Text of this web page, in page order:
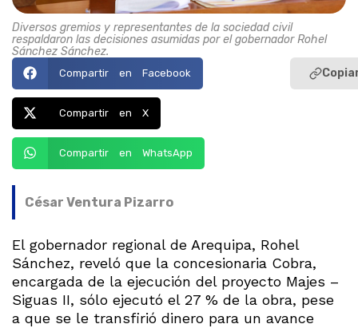
Diversos gremios y representantes de la sociedad civil
respaldaron las decisiones asumidas por el gobernador Rohel
Sánchez Sánchez.
Compartir en Facebook
Compartir en X
Compartir en WhatsApp
César Ventura Pizarro
El gobernador regional de Arequipa, Rohel
Sánchez, reveló que la concesionaria Cobra,
encargada de la ejecución del proyecto Majes –
Siguas II, sólo ejecutó el 27 % de la obra, pese
a que se le transfirió dinero para un avance